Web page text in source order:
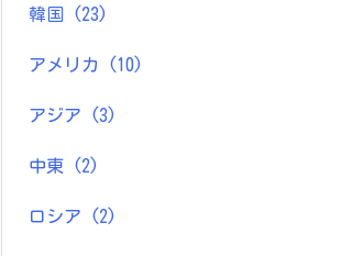
韓国 (23)
アメリカ (10)
アジア (3)
中東 (2)
ロシア (2)